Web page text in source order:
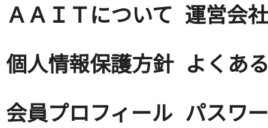
ＡＡＩＴについて 運営会社
個人情報保護方針 よくあ
会員プロフィール パスワ